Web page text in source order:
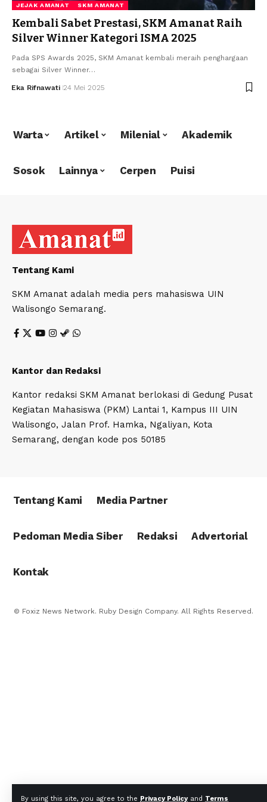
By using this site, you agree to the Privacy Policyand Terms
JEJAK AMANAT SKM AMANAT
Kembali Sabet Prestasi, SKM Amanat Raih
Silver Winner Kategori ISMA 2025
Pada SPS Awards 2025, SKM Amanat kembali meraih penghargaan
sebagai Silver Winner…
Eka Rifnawati 24 Mei 2025
Warta Artikel Milenial Akademik
Sosok Lainnya Cerpen Puisi
Tentang Kami
SKM Amanat adalah media pers mahasiswa UIN
Walisongo Semarang.
Kantor dan Redaksi
Kantor redaksi SKM Amanat berlokasi di Gedung Pusat
Kegiatan Mahasiswa (PKM) Lantai 1, Kampus III UIN
Walisongo, Jalan Prof. Hamka, Ngaliyan, Kota
Semarang, dengan kode pos 50185
Tentang Kami Media Partner
Pedoman Media Siber Redaksi Advertorial
Kontak
© Foxiz News Network. Ruby Design Company. All Rights Reserved.